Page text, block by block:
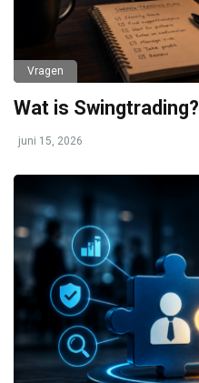
Vragen
Wat is Swingtrading?
juni 15, 2026